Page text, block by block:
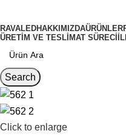
RAVALEDHAKKIMIZDAÜRÜNLER
ÜRETIM VE TESLIMAT SÜRECI
Search
Click to enlarge